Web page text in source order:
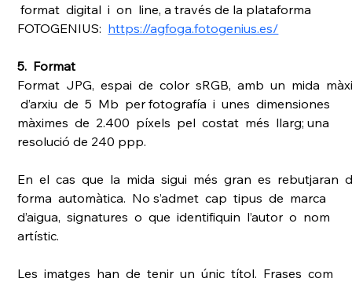
format  digital  i  on  line, a través de la plataforma
FOTOGENIUS: https://agfoga.fotogenius.es/
5.  Format
Format  JPG,  espai  de  color  sRGB,  amb  un  mida
d’arxiu  de  5  Mb  per fotografía  i  unes  dimensiones
màximes  de  2.400  píxels  pel  costat  més  llarg; una
resolució de 240 ppp.
En  el  cas  que  la  mida  sigui  més  gran  es  rebutjaran
forma  automàtica.  No s’admet  cap  tipus  de  marca
d’aigua,  signatures  o  que  identifiquin  l’autor  o  nom
artístic.
Les  imatges  han  de  tenir  un  únic  títol.  Frases  com